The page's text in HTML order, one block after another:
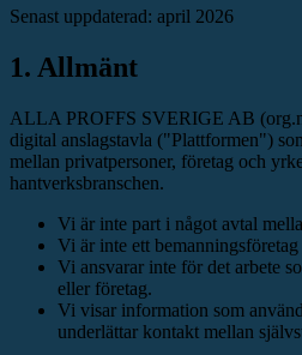
Senast uppdaterad: april 2026
1. Allmänt
ALLA PROFFS SVERIGE AB
digital anslagstavla ("Plattformen")
mellan privatpersoner, företag och
hantverksbranschen.
Vi är inte part i något avtal
Vi är inte ett
Vi ansvarar inte för det arbete
eller företag.
Vi visar information som
underlättar kontakt mellan